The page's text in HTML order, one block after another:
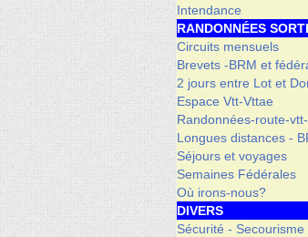
Intendance
RANDONNÉES
Circuits mensuels
Brevets -BRM et
2 jours entre Lot et
Espace Vtt-Vttae
Randonnées-route-
Longues distances -
Séjours et voyages
Semaines Fédérales
Où irons-nous?
DIVERS
Sécurité - Secourisme